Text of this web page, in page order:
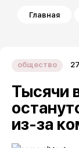
Строка
Главная
общество
Тысячи
из-за